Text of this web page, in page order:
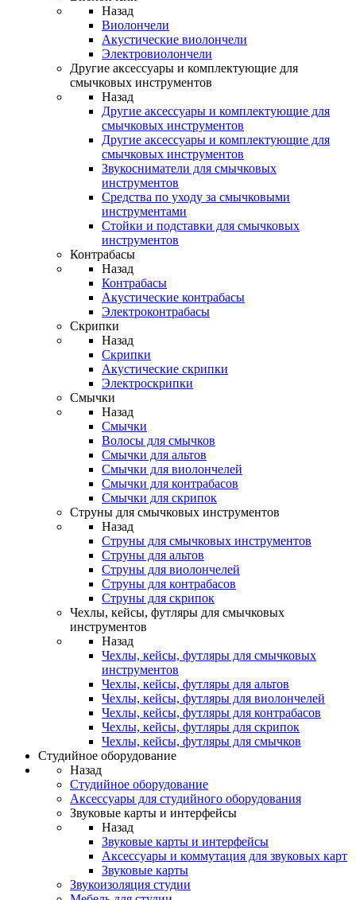
Назад
Виолончели
Акустические виолончели
Электровиолончели
Другие аксессуары и комплектующие для
смычковых инструментов
Назад
Другие аксессуары и комплектующие для
смычковых инструментов
Другие аксессуары и комплектующие для
смычковых инструментов
Звукосниматели для смычковых
инструментов
Средства по уходу за смычковыми
инструментами
Стойки и подставки для смычковых
инструментов
Контрабасы
Назад
Контрабасы
Акустические контрабасы
Электроконтрабасы
Скрипки
Назад
Скрипки
Акустические скрипки
Электроскрипки
Смычки
Назад
Смычки
Волосы для смычков
Смычки для альтов
Смычки для виолончелей
Смычки для контрабасов
Смычки для скрипок
Струны для смычковых инструментов
Назад
Струны для смычковых инструментов
Струны для альтов
Струны для виолончелей
Струны для контрабасов
Струны для скрипок
Чехлы, кейсы, футляры для смычковых
инструментов
Назад
Чехлы, кейсы, футляры для смычковых
инструментов
Чехлы, кейсы, футляры для альтов
Чехлы, кейсы, футляры для виолончелей
Чехлы, кейсы, футляры для контрабасов
Чехлы, кейсы, футляры для скрипок
Чехлы, кейсы, футляры для смычков
Студийное оборудование
Назад
Студийное оборудование
Аксессуары для студийного оборудования
Звуковые карты и интерфейсы
Назад
Звуковые карты и интерфейсы
Аксессуары и коммутация для звуковых карт
Звуковые карты
Звукоизоляция студии